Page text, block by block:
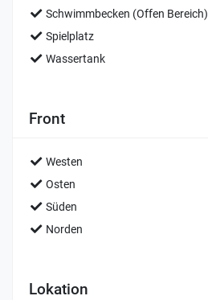
Schwimmbecken (Offen Bereich)
Spielplatz
Wassertank
Front
Westen
Osten
Süden
Norden
Lokation